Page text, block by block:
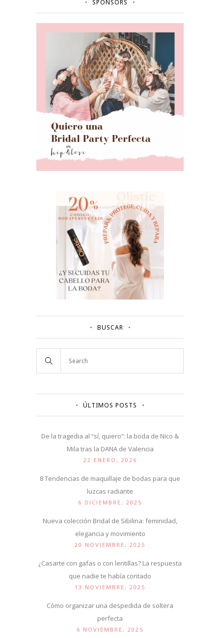
SPONSORS
BUSCAR
ÚLTIMOS POSTS
De la tragedia al “sí, quiero”: la boda de Nico &
Mila tras la DANA de Valencia
22 ENERO, 2026
8 Tendencias de maquillaje de bodas para que
luzcas radiante
6 DICIEMBRE, 2025
Nueva colección Bridal de Sibilina: feminidad,
elegancia y movimiento
20 NOVIEMBRE, 2025
¿Casarte con gafas o con lentillas? La respuesta
que nadie te había contado
13 NOVIEMBRE, 2025
Cómo organizar una despedida de soltera
perfecta
6 NOVIEMBRE, 2025